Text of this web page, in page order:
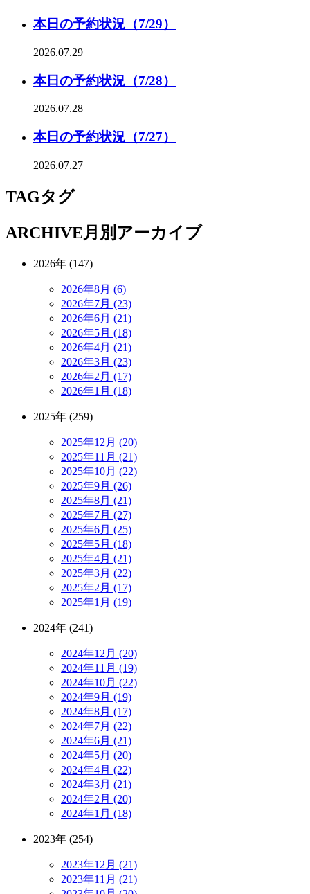
本日の予約状況（7/29）
2026.07.29
本日の予約状況（7/28）
2026.07.28
本日の予約状況（7/27）
2026.07.27
TAGタグ
ARCHIVE月別アーカイブ
2026年 (147)
2026年8月 (6)
2026年7月 (23)
2026年6月 (21)
2026年5月 (18)
2026年4月 (21)
2026年3月 (23)
2026年2月 (17)
2026年1月 (18)
2025年 (259)
2025年12月 (20)
2025年11月 (21)
2025年10月 (22)
2025年9月 (26)
2025年8月 (21)
2025年7月 (27)
2025年6月 (25)
2025年5月 (18)
2025年4月 (21)
2025年3月 (22)
2025年2月 (17)
2025年1月 (19)
2024年 (241)
2024年12月 (20)
2024年11月 (19)
2024年10月 (22)
2024年9月 (19)
2024年8月 (17)
2024年7月 (22)
2024年6月 (21)
2024年5月 (20)
2024年4月 (22)
2024年3月 (21)
2024年2月 (20)
2024年1月 (18)
2023年 (254)
2023年12月 (21)
2023年11月 (21)